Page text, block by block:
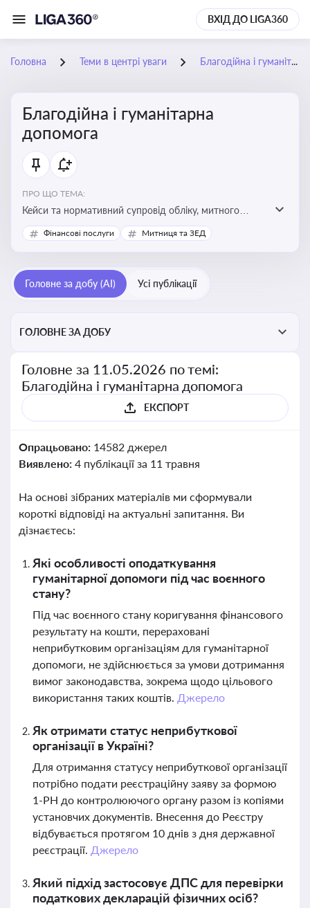
ВХІД ДО LIGA360
Головна Теми в центрі уваги Благодійна і гуманітарна допомога
Благодійна і гуманітарна
допомога
ПРО ЩО ТЕМА:
Кейси та нормативний супровід обліку, митного
оформлення, контролю та утилізації гуманітарної або
благодійної допомоги
Фінансові послуги Митниця та ЗЕД
Головне за добу (AI) Усі публікації
ГОЛОВНЕ ЗА ДОБУ
Головне за 11.05.2026 по темі:
Благодійна і гуманітарна допомога
ЕКСПОРТ
Опрацьовано: 14582 джерел
Виявлено: 4 публікації за 11 травня
На основі зібраних матеріалів ми сформували
короткі відповіді на актуальні запитання. Ви
дізнаєтесь:
Які особливості оподаткування
гуманітарної допомоги під час воєнного
стану?
Під час воєнного стану коригування фінансового
результату на кошти, перераховані
неприбутковим організаціям для гуманітарної
допомоги, не здійснюється за умови дотримання
вимог законодавства, зокрема щодо цільового
використання таких коштів. Джерело
Як отримати статус неприбуткової
організації в Україні?
Для отримання статусу неприбуткової організації
потрібно подати реєстраційну заяву за формою
1-РН до контролюючого органу разом із копіями
установчих документів. Внесення до Реєстру
відбувається протягом 10 днів з дня державної
реєстрації. Джерело
Який підхід застосовує ДПС для перевірки
податкових декларацій фізичних осіб?